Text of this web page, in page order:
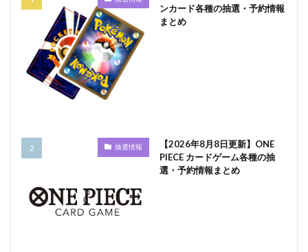
ンカード各種の抽選・予約情報
まとめ
抽選情報
【2026年8月8日更新】ONE
PIECE カードゲーム各種の抽
選・予約情報まとめ